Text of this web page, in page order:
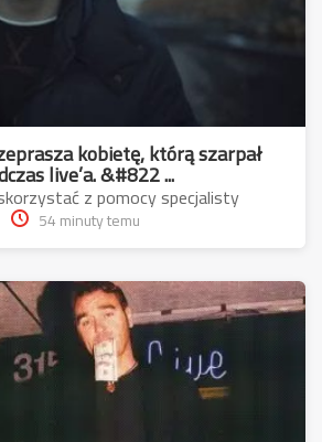
kobietę, którą szarpał
live’a. &#822 ...
z pomocy specjalisty
54 minuty temu